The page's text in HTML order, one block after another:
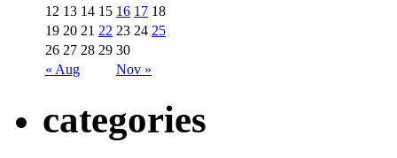
« Aug Nov »
12 13 14 15 16 17 18
19 20 21 22 23 24 25
26 27 28 29 30
categories